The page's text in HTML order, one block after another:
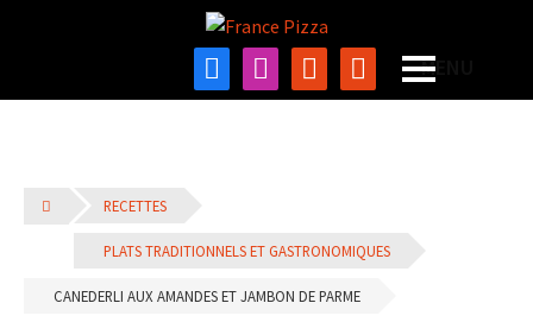
RECETTES
PLATS TRADITIONNELS ET GASTRONOMIQUES
CANEDERLI AUX AMANDES ET JAMBON DE PARME